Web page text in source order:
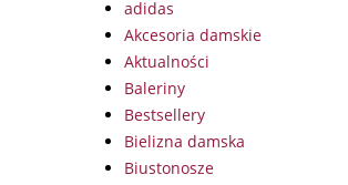
adidas
Akcesoria damskie
Aktualności
Baleriny
Bestsellery
Bielizna damska
Biustonosze